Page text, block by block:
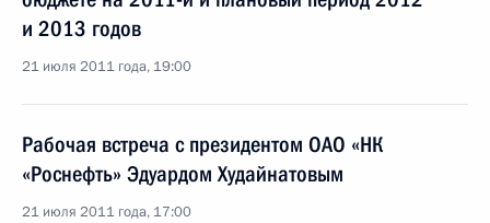
и 2013 годов
21 июля 2011 года, 19:00
Рабочая встреча с президентом ОАО «НК
«Роснефть» Эдуардом Худайнатовым
21 июля 2011 года, 17:00